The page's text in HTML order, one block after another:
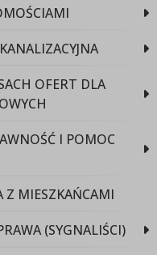
OFERT DLA
I POMOC
Z MIESZKAŃCAMI
(SYGNALIŚCI)